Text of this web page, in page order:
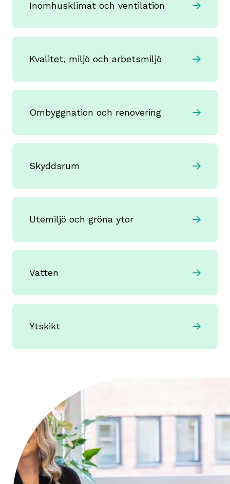
Inomhusklimat och ventilation
Kvalitet, miljö och arbetsmiljö
Ombyggnation och renovering
Skyddsrum
Utemiljö och gröna ytor
Vatten
Ytskikt